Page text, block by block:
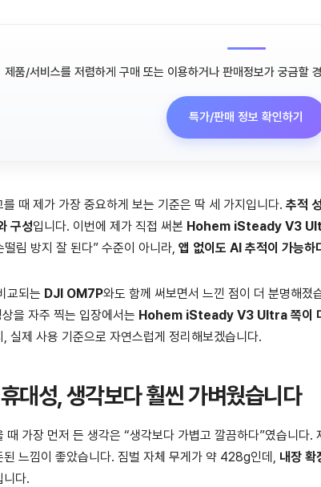
제품/서비스를 저렴하게 구매 또는 이용하거나 판매정보가 궁금할
특가/판매 정보 확인하기
때 제가 가장 중요하게 보는 기준은 딱 세 가지입니다. 추적
구성입니다. 이번에 제가 직접 써본 Hohem iSteady V3
떨림 방지 잘 된다” 수준이 아니라, 앱 없이도 AI 추적이 가능하
교되는 DJI OM7P와도 함께 써보면서 느낀 점이 더 분명해졌
을 자주 찍는 입장에서는 Hohem iSteady V3 Ultra 쪽이
실제 사용 기준으로 자연스럽게 정리해보겠습니다.
대성, 생각보다 훨씬 가벼웠습니다
때 가장 먼저 든 생각은 “생각보다 가볍고 깔끔하다”였습니다
된 느낌이 좋았습니다. 짐벌 자체 무게가 약 428g인데, 내장 확
니다.